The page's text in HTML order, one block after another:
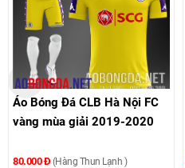
Áo Bóng Đá CLB Hà Nội FC
vàng mùa giải 2019-2020
80.000 Đ (Hàng Thun Lạnh )